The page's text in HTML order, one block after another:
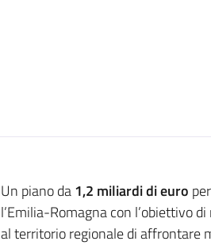
Introduzione
Un piano da1,2 miliardi di euro
l’Emilia-Romagna con l’obiettivo
al territorio regionale di affrontare